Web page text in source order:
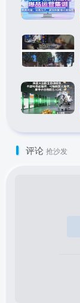
评论 抢沙发